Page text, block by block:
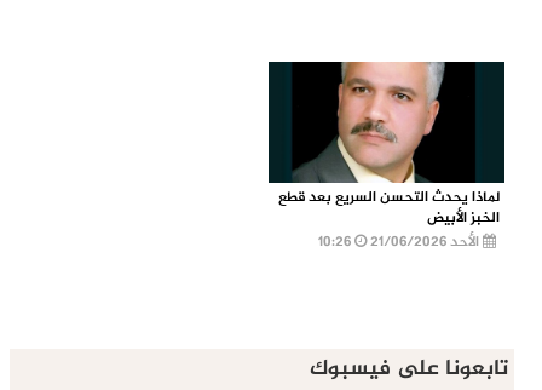
لماذا يحدث التحسن السريع بعد قطع
الخبز الأبيض
الأحد 21/06/2026
تابعونا على فيسبوك